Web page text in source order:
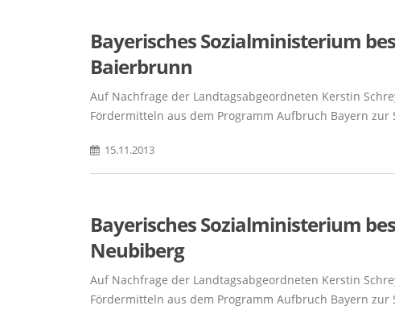
Bayerisches Sozialministerium
Baierbrunn
Auf Nachfrage der Landtagsabgeordneten Kerstin
Fördermitteln aus dem Programm Aufbruch Bayern
15.11.2013
Bayerisches Sozialministerium
Neubiberg
Auf Nachfrage der Landtagsabgeordneten Kerstin
Fördermitteln aus dem Programm Aufbruch Bayern